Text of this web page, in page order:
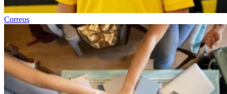
Correos